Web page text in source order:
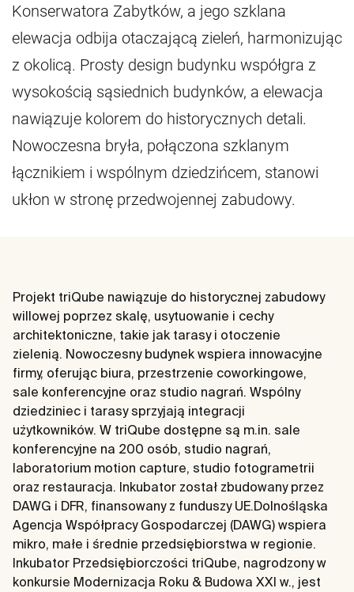
Konserwatora Zabytków, a jego szklana
elewacja odbija otaczającą zieleń, harmonizując
z okolicą. Prosty design budynku współgra z
wysokością sąsiednich budynków, a elewacja
nawiązuje kolorem do historycznych detali.
Nowoczesna bryła, połączona szklanym
łącznikiem i wspólnym dziedzińcem, stanowi
ukłon w stronę przedwojennej zabudowy.
Projekt triQube nawiązuje do historycznej zabudowy
willowej poprzez skalę, usytuowanie i cechy
architektoniczne, takie jak tarasy i otoczenie
zielenią. Nowoczesny budynek wspiera innowacyjne
firmy, oferując biura, przestrzenie coworkingowe,
sale konferencyjne oraz studio nagrań. Wspólny
dziedziniec i tarasy sprzyjają integracji
użytkowników. W triQube dostępne są m.in. sale
konferencyjne na 200 osób, studio nagrań,
laboratorium motion capture, studio fotogrametrii
oraz restauracja. Inkubator został zbudowany przez
DAWG i DFR, finansowany z funduszy UE.Dolnośląska
Agencja Współpracy Gospodarczej (DAWG) wspiera
mikro, małe i średnie przedsiębiorstwa w regionie.
Inkubator Przedsiębiorczości triQube, nagrodzony w
konkursie Modernizacja Roku & Budowa XXI w., jest